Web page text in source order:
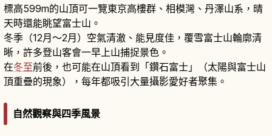
標高599m的山頂可一覽東京高樓群、相模灣、丹澤山系，晴
天時還能眺望富士山。
冬季（12月〜2月）空氣清澈、能見度佳，覆雪富士山輪廓清
晰，許多登山客會一早上山捕捉景色。
在冬至前後，也可能在山頂看到「鑽石富士」（太陽與富士山
頂重疊的現象），每年都吸引大量攝影愛好者聚集。
自然觀察與四季風景